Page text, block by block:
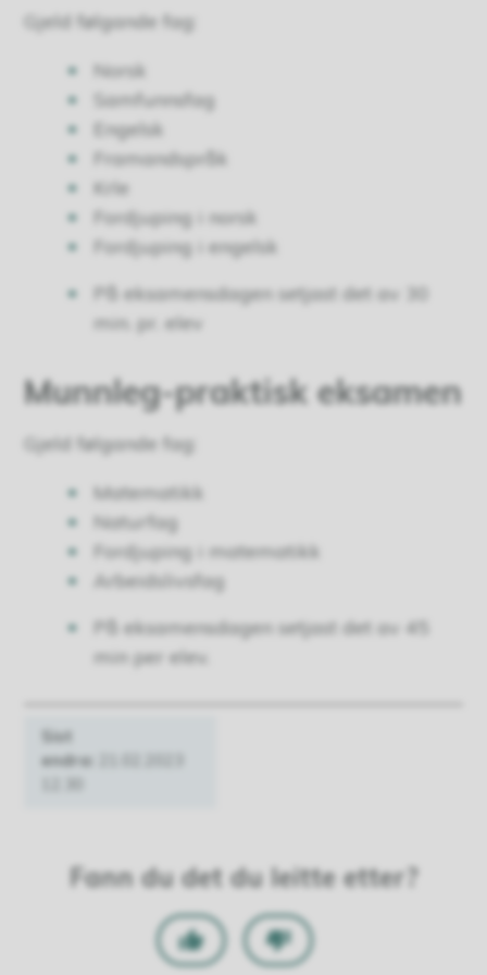
Gjeld følgande fag:
Norsk
Samfunnsfag
Engelsk
Framandspråk
Krle
Fordjuping i norsk
Fordjuping i engelsk
På eksamensdagen setjast det av 30
min. pr. elev
Munnleg-praktisk eksamen
Gjeld følgande fag:
Matematikk
Naturfag
Fordjuping i matematikk
Arbeidslivsfag
På eksamensdagen setjast det av 45
min per elev.
Sist
endra
Fann du det du leitte etter?